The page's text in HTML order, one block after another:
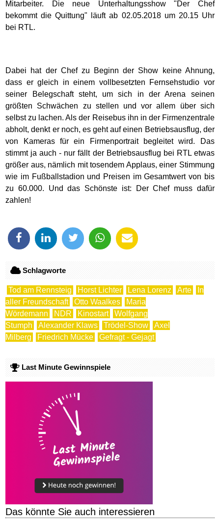
Mitarbeiter. Die neue Unterhaltungsshow "Der Chef
bekommt die Quittung" läuft ab 02.05.2018 um 20.15 Uhr
bei RTL.
Dabei hat der Chef zu Beginn der Show keine Ahnung,
dass er gleich in einem vollbesetzten Fernsehstudio vor
seiner Belegschaft steht, um sich in der Arena seinen
größten Schwächen zu stellen und vor allem über sich
selbst zu lachen. Als der Reisebus ihn in der Firmenzentrale
abholt, denkt er noch, es geht auf einen Betriebsausflug, der
von Kameras für ein Firmenportrait begleitet wird. Das
stimmt ja auch - nur fällt der Betriebsausflug bei RTL etwas
größer aus, nämlich mit tosendem Applaus, einer Stimmung
wie im Fußballstadion und Preisen im Gesamtwert von bis
zu 60.000. Und das Schönste ist: Der Chef muss dafür
zahlen!
Schlagworte
Tod am Rennsteig Horst Lichter Lena Lorenz Arte
In
aller Freundschaft
Otto Waalkes
Maria
Wördemann
NDR Kinostart
Wolfgang
Stumph
Alexander Klaws Trödel-Show
Axel
Milberg
Friedrich Mücke Gefragt - Gejagt
Last Minute Gewinnspiele
Das könnte Sie auch interessieren